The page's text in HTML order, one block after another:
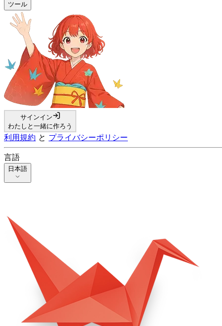
ツール
サインイン
わたしと一緒に作ろう
利用規約 と プライバシーポリシー
言語
日本語